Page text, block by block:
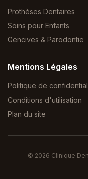
Prothèses Dentaires
Soins pour Enfants
Gencives & Parodontie
Mentions Légales
Politique de
Conditions d'utilisation
Plan du site
© 2026 Clinique